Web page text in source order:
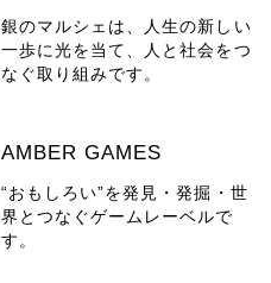
銀のマルシェは、人生の新しい
一歩に光を当て、人と社会をつ
なぐ取り組みです。
AMBER GAMES
“おもしろい”を発見・発掘・世
界とつなぐゲームレーベルで
す。